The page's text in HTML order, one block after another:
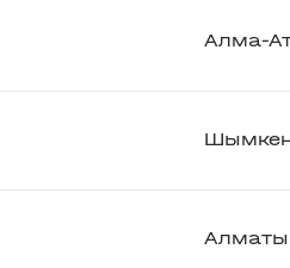
Алма-
Алматы